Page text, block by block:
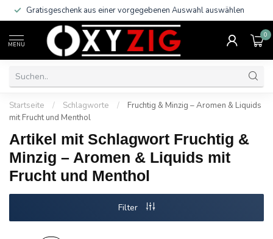
Gratisgeschenk aus einer vorgegebenen Auswahl auswählen
MENU
0
Startseite / Schlagworte /
Fruchtig & Minzig – Aromen & Liquids
mit Frucht und Menthol
Artikel mit Schlagwort Fruchtig &
Minzig – Aromen & Liquids mit
Frucht und Menthol
Filter